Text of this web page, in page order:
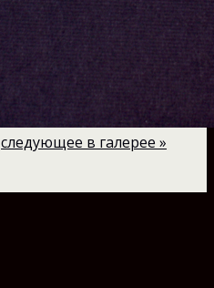
следующее в галерее »